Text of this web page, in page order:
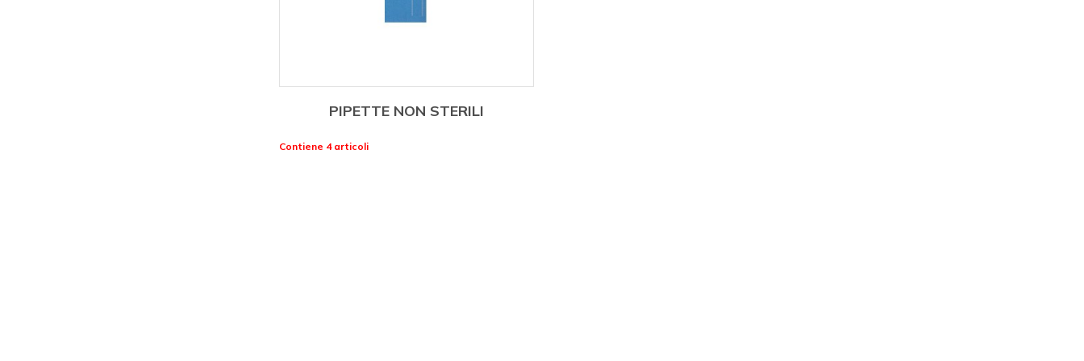
PIPETTE NON STERILI
Contiene 4 articoli